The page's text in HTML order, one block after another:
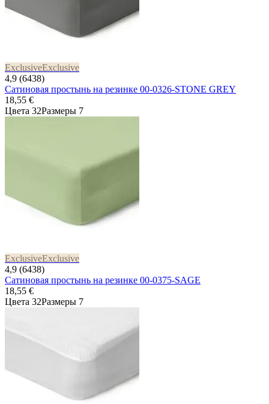
ExclusiveExclusive
4,9 (6438)
Сатиновая простынь на резинке 00-0326-STONE GREY
18,55 €
Цвета 32Размеры 7
ExclusiveExclusive
4,9 (6438)
Сатиновая простынь на резинке 00-0375-SAGE
18,55 €
Цвета 32Размеры 7